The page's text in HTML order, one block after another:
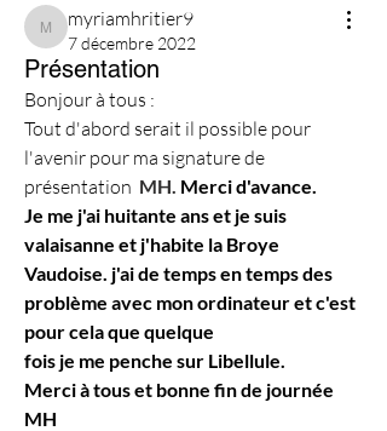
myriamhritier9
myriamhritier9
7 décembre 2022
Présentation
Bonjour à tous :
Tout d'abord serait il possible pour
l'avenir pour ma signature de
présentation MH. Merci d'avance.
Je me j'ai huitante ans et je suis
valaisanne et j'habite la Broye
Vaudoise. j'ai de temps en temps des
problème avec mon ordinateur et c'est
pour cela que quelque
fois je me penche sur Libellule.
Merci à tous et bonne fin de journée
MH